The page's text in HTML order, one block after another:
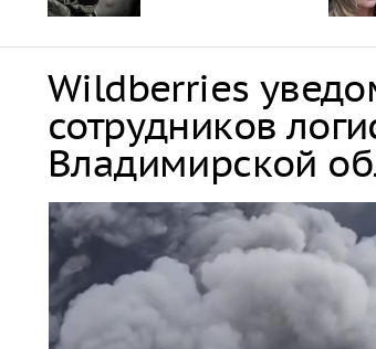
Wildberries
сотрудников
Владимирской